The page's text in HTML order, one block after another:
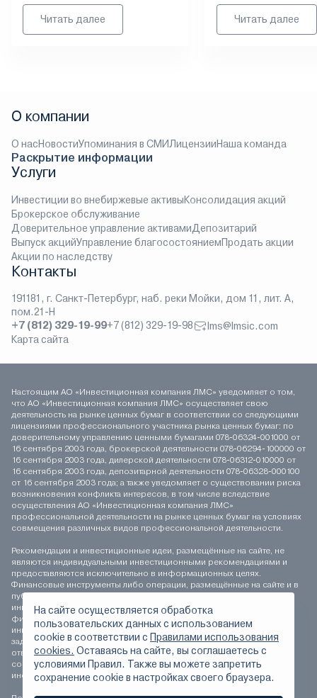
Читать далее Читать далее
О компании
О насНовостиУпоминания в СМИЛицензииНаша команда
Раскрытие информации
Услуги
Инвестиции во внебиржевые активыКонсолидация акций
Брокерское обслуживание
Доверительное управление активамиДепозитарий
Выпуск акцийУправление благосостояниемПродать акции
Акции по наследству
Контакты
191181, г. Санкт-Петербург, наб. реки Мойки, дом 11, лит. А,
пом.21-Н
+7 (812) 329-19-99+7 (812) 329-19-98
lms@lmsic.com
Карта сайта
Настоящим АО «Инвестиционная компания ЛМС» уведомляет о том,
что АО «Инвестиционная компания ЛМС» осуществляет свою
деятельность на рынке ценных бумаг в соответствии со следующими
лицензиями профессионального участника рынка ценных бумаг: по
доверительному управлению ценными бумагами 078-06324-001000 от
16 сентября 2003 года, брокерской деятельности 078-06294-100000 от
16 сентября 2003 года, дилерской деятельности 078-06312-010000 от
16 сентября 2003 года, депозитарной деятельности 078-06328-000100
от 16 сентября 2003 года; а также уведомляет о существовании риска
возникновения конфликта интересов, в том числе вследствие
осуществления АО «Инвестиционная компания ЛМС»
профессиональной деятельности на рынке ценных бумаг на условиях
совмещения различных видов профессиональной деятельности.
Рекомендации и инвестиционные идеи, размещённые на сайте, не
являются индивидуальными инвестиционными рекомендациями и
предоставляются исключительно в информационных целях.
Финансовые инструменты либо операции, размещённые на сайте и в
публикуемых материалах, могут не соответствовать вашему
инвестиционному профилю. Определение соответствия
финансового инструмента либо операции инвестиционным целям,
инвестиционному горизонту и толерантности к риску является
задачей инвестора. АО «Инвестиционная компания ЛМС» не несёт
ответственности за возможные убытки инвестора в случае
совершения операций, либо инвестирования в финансовые
инструменты, упомянутые на сайте и в публикуемых материалах.
На сайте осуществляется обработка
пользовательских данных с использованием
сookie в соответствии с Правилами использования
cookies. Оставаясь на сайте, вы соглашаетесь с
условиями Правил. Также вы можете запретить
сохранение сookie в настройках своего браузера.